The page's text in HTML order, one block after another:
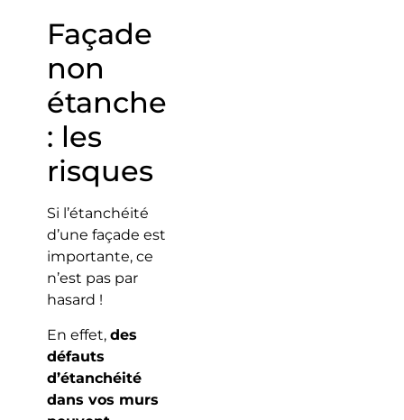
Façade
non
étanche
: les
risques
Si l’étanchéité
d’une façade est
importante, ce
n’est pas par
hasard !
En effet, des
défauts
d’étanchéité
dans vos murs